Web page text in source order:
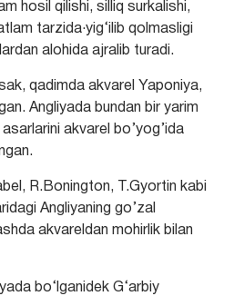
hosil qilishi, silliq surkalishi,
tarzida·yig‘ilib qolmasligi
alohida ajralib turadi.
qadimda akvarel Yaponiya,
Angliyada bundan bir yarim
akvarel bo’yog’ida
R.Bonington, T.Gyortin kabi
Angliyaning go’zal
akvareldan mohirlik bilan
bo‘lganidek G‘arbiy